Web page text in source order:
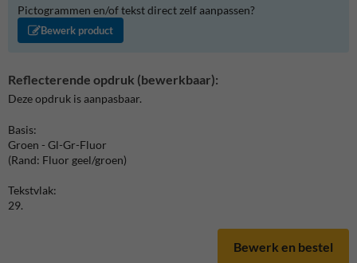
Pictogrammen en/of tekst direct zelf aanpassen?
Bewerk product
Reflecterende opdruk (bewerkbaar):
Deze opdruk is aanpasbaar.
Basis:
Groen - Gl-Gr-Fluor
(Rand: Fluor geel/groen)
Tekstvlak:
29.
Bewerk en bestel